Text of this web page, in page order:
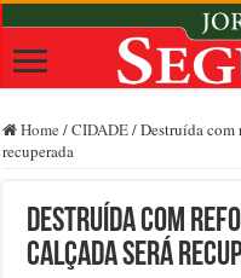
Home /CIDADE/Destruída com
recuperada
Destruída com
calçada será